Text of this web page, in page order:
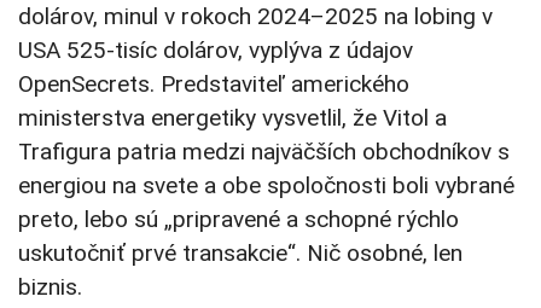
dolárov, minul v rokoch 2024–2025 na lobing v
USA 525-tisíc dolárov, vyplýva z údajov
OpenSecrets. Predstaviteľ amerického
ministerstva energetiky vysvetlil, že Vitol a
Trafigura patria medzi najväčších obchodníkov s
energiou na svete a obe spoločnosti boli vybrané
preto, lebo sú „pripravené a schopné rýchlo
uskutočniť prvé transakcie“. Nič osobné, len
biznis.